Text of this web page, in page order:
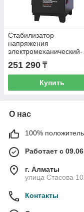
Стабилизатор
напряжения
электромеханический-
РЕСАНТА - 6 000/3
ЭМ (380)
251 290 ₸
Купить
О нас
100%
Работает с
г. Алматы
улица Стасова
Контакты